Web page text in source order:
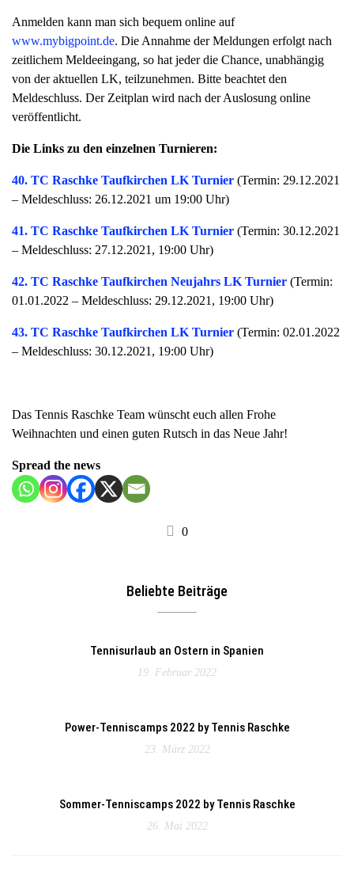
Anmelden kann man sich bequem online auf
www.mybigpoint.de. Die Annahme der Meldungen erfolgt nach
zeitlichem Meldeeingang, so hat jeder die Chance, unabhängig
von der aktuellen LK, teilzunehmen. Bitte beachtet den
Meldeschluss. Der Zeitplan wird nach der Auslosung online
veröffentlicht.
Die Links zu den einzelnen Turnieren:
40. TC Raschke Taufkirchen LK Turnier (Termin: 29.12.2021
– Meldeschluss: 26.12.2021 um 19:00 Uhr)
41. TC Raschke Taufkirchen LK Turnier (Termin: 30.12.2021
– Meldeschluss: 27.12.2021, 19:00 Uhr)
42. TC Raschke Taufkirchen Neujahrs LK Turnier (Termin:
01.01.2022 – Meldeschluss: 29.12.2021, 19:00 Uhr)
43. TC Raschke Taufkirchen LK Turnier (Termin: 02.01.2022
– Meldeschluss: 30.12.2021, 19:00 Uhr)
Das Tennis Raschke Team wünscht euch allen Frohe
Weihnachten und einen guten Rutsch in das Neue Jahr!
Spread the news
0
Beliebte Beiträge
Tennisurlaub an Ostern in Spanien
19. Februar 2022
Power-Tenniscamps 2022 by Tennis Raschke
23. März 2022
Sommer-Tenniscamps 2022 by Tennis Raschke
26. Mai 2022